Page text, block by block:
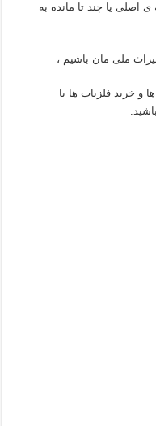
اصلی یا چند تا مانده به
ملی مان باشیم ،
و خرید فلزیاب ها با